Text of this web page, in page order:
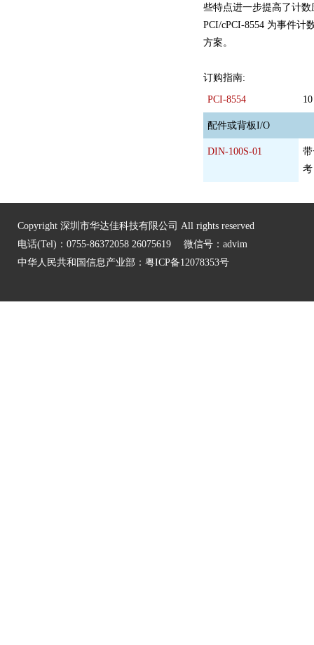
些特点进一步提高了计
PCI/cPCI-8554 为事件计
方案。
订购指南:
PCI-8554
配件或背板I/O
DIN-100S-01
考
Copyright 深圳市华达佳科技有限公司 All rights reserved
电话(Tel)：0755-86372058 26075619 微信号：advim
中华人民共和国信息产业部： 粤ICP备12078353号